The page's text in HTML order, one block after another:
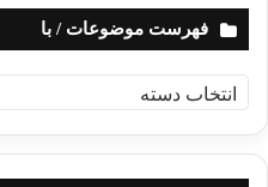
فهرست موضوعات / با
ه
ر